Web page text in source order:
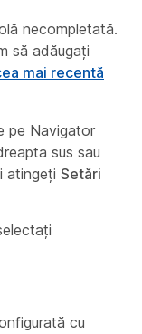
necompletată.
să adăugați
mai recentă
pe Navigator
sus sau
atingeți Setări
cu